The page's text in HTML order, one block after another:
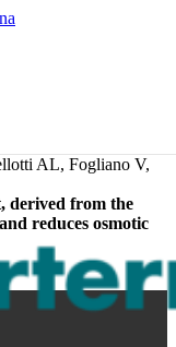
AL, Fogliano V,
derived from the
reduces osmotic